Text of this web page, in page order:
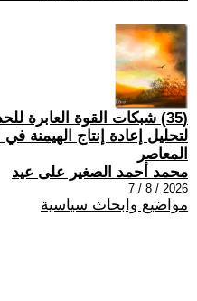
(35) شبكات القوة العابرة
لتحليل إعادة إنتاج الهيمنة
المعاصر
محمد أحمد الصغير على عيد
2026 / 8 / 7
مواضيع وابحاث سياسية